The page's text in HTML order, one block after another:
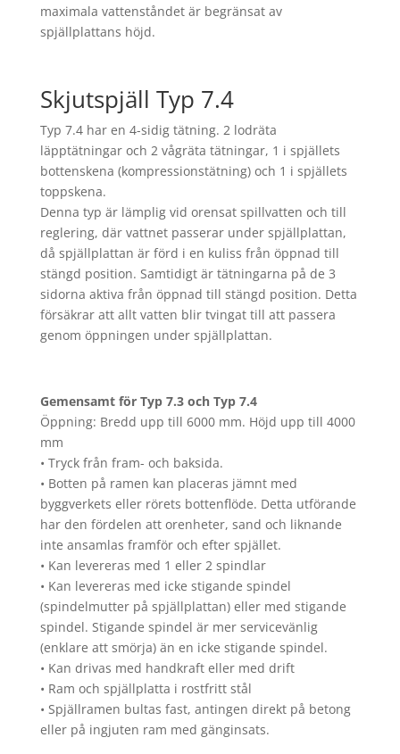
maximala vattenståndet är begränsat av
spjällplattans höjd.
Skjutspjäll Typ 7.4
Typ 7.4 har en 4-sidig tätning. 2 lodräta
läpptätningar och 2 vågräta tätningar, 1 i spjällets
bottenskena (kompressionstätning) och 1 i spjällets
toppskena.
Denna typ är lämplig vid orensat spillvatten och till
reglering, där vattnet passerar under spjällplattan,
då spjällplattan är förd i en kuliss från öppnad till
stängd position. Samtidigt är tätningarna på de 3
sidorna aktiva från öppnad till stängd position. Detta
försäkrar att allt vatten blir tvingat till att passera
genom öppningen under spjällplattan.
Gemensamt för Typ 7.3 och Typ 7.4
Öppning: Bredd upp till 6000 mm. Höjd upp till 4000
mm
• Tryck från fram- och baksida.
• Botten på ramen kan placeras jämnt med
byggverkets eller rörets bottenflöde. Detta utförande
har den fördelen att orenheter, sand och liknande
inte ansamlas framför och efter spjället.
• Kan levereras med 1 eller 2 spindlar
• Kan levereras med icke stigande spindel
(spindelmutter på spjällplattan) eller med stigande
spindel. Stigande spindel är mer servicevänlig
(enklare att smörja) än en icke stigande spindel.
• Kan drivas med handkraft eller med drift
• Ram och spjällplatta i rostfritt stål
• Spjällramen bultas fast, antingen direkt på betong
eller på ingjuten ram med gänginsats.